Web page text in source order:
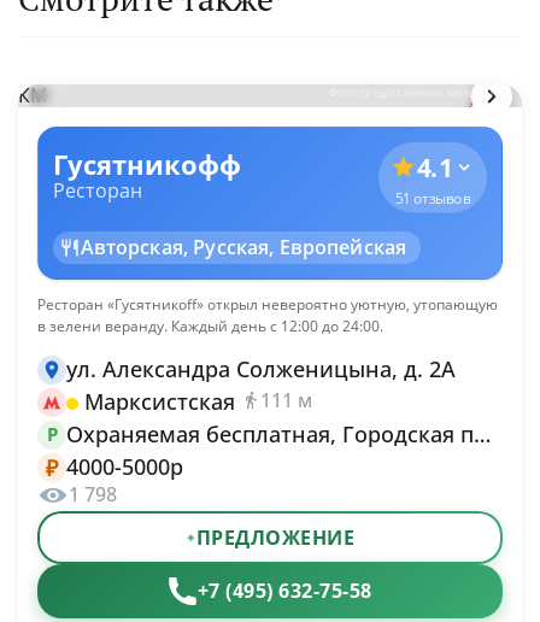
Фото предоставлены заведением
КМ
Гусятникофф
Ресторан
4.1
51 отзывов
Авторская, Русская, Европейская
Ресторан «Гусятникоff» открыл невероятно уютную, утопающую
в зелени веранду. Каждый день с 12:00 до 24:00.
ул. Александра Солженицына, д. 2А
Марксистская
111 м
P
Охраняемая бесплатная, Городская платная
₽ 4000-5000р
1 798
ПРЕДЛОЖЕНИЕ
+7 (495) 632-75-58